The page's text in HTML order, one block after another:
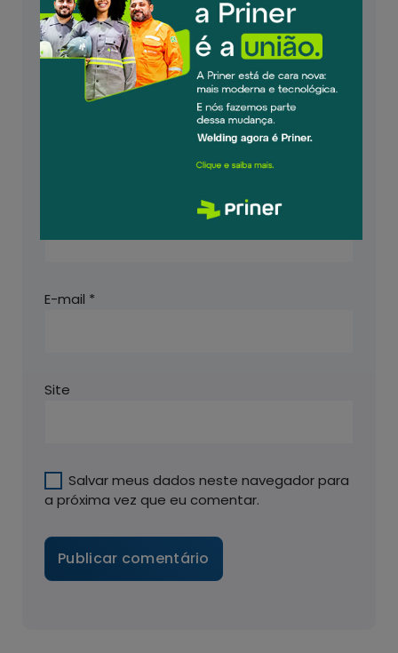
Comentário*
E-mail *
Site
Salvar meus dados neste navegador para
a próxima vez que eu comentar.